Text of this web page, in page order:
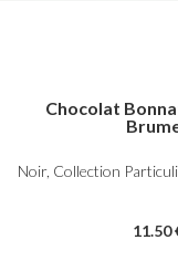
Chocolat
Noir, Collection
11.50